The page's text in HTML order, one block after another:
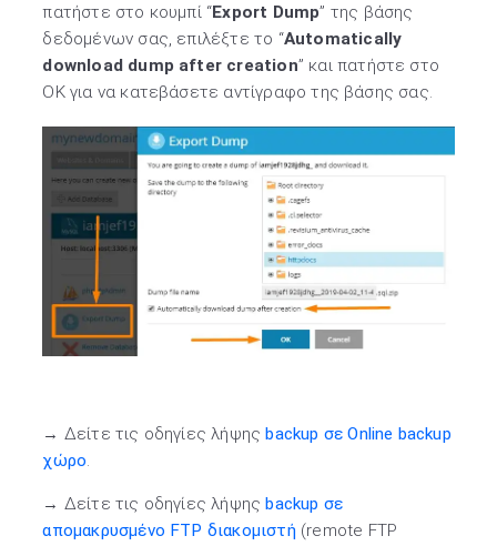
πατήστε στο κουμπί “Export Dump” της βάσης
δεδομένων σας, επιλέξτε το “Automatically
download dump after creation” και πατήστε στο
ΟΚ για να κατεβάσετε αντίγραφο της βάσης σας.
→ Δείτε τις οδηγίες λήψηςbackup σε Online backup
χώρο.
→ Δείτε τις οδηγίες λήψης backup σε
απομακρυσμένο FTP διακομιστή(remote FTP